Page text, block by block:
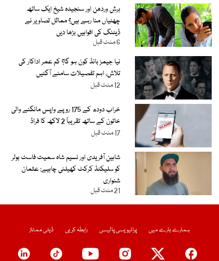
ہرش وردھن اور سنجیدہ شیخ ایک ساتھ
چھٹیاں منا رہے ہیں؟ مماثل تصاویر نے
ڈیٹنگ کی افواہیں بڑھا دیں
6 منٹ قبل
نیا جیمز بانڈ کون ہو گا؟ کم عمر اداکار کی
تلاش، اہم تفصیلات سامنے آگئیں
12 منٹ قبل
خراب دودھ کے 175 روپے واپس مانگنے والی
خاتون کے ساتھ تقریباً 2 لاکھ کا فراڈ
17 منٹ قبل
شاہین آفریدی اور نسیم شاہ سمیت فاسٹ بولر
کو سلیکٹڈ کرکٹ کھیلنی چاہیے: عثمان
شنواری
21 منٹ قبل
ہمارے بارے میں پرائیویسی پالیسی رابطہ کریں ڈیلی ممتاز